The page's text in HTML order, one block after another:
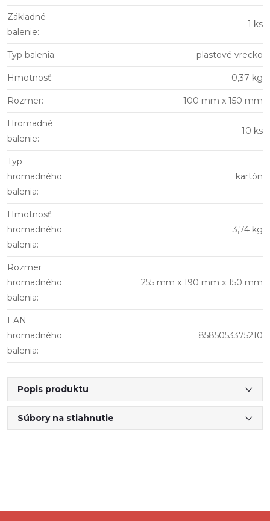
Základné
balenie:
1 ks
Typ balenia: plastové vrecko
Hmotnosť: 0,37 kg
Rozmer: 100 mm x 150 mm
Hromadné
balenie:
10 ks
Typ
hromadného
balenia:
kartón
Hmotnosť
hromadného
balenia:
3,74 kg
Rozmer
hromadného
balenia:
255 mm x 190 mm x 150 mm
EAN
hromadného
balenia:
8585053375210
Popis produktu
Súbory na stiahnutie